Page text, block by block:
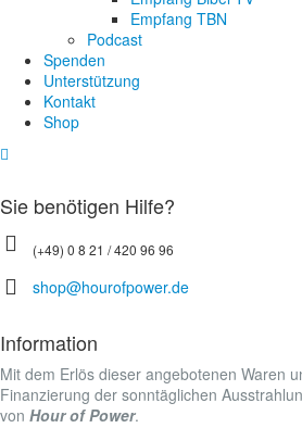
Empfang TBN
Podcast
Spenden
Unterstützung
Kontakt
Shop
Sie benötigen Hilfe?
(+49) 0 8 21 / 420 96 96
shop@hourofpower.de
Information
Mit dem Erlös dieser angebotenen Waren
Finanzierung der sonntäglichen
von Hour of Power.